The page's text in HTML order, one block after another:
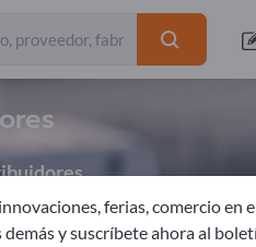
Exportadores
53
ferias, comercio en
y suscríbete ahora al